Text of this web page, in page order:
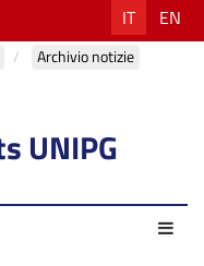
IT EN
Archivio notizie
UNIPG